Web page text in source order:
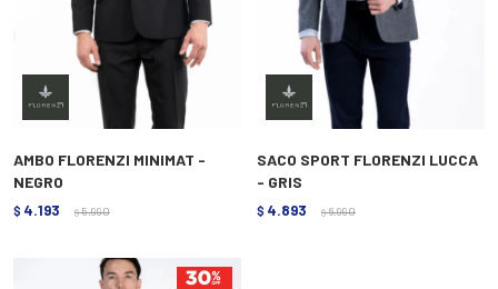
AMBO FLORENZI MINIMAT -
NEGRO
$ 4.193 $ 5.990
SACO SPORT FLORENZI LUCCA
- GRIS
$ 4.893 $ 6.990